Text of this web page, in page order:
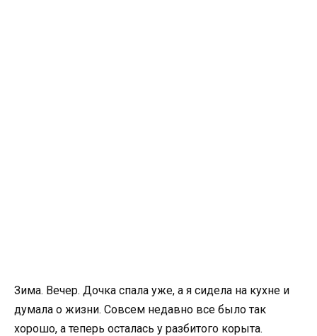
Зима. Вечер. Дочка спала уже, а я сидела на кухне и
думала о жизни. Совсем недавно все было так
хорошо, а теперь осталась у разбитого корыта.